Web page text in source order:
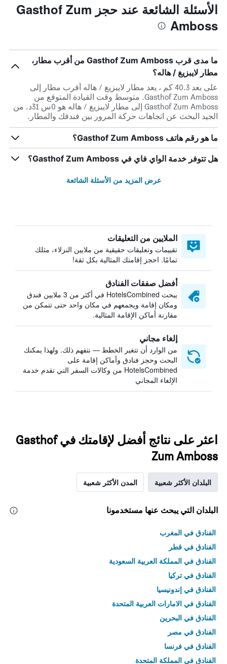
الأسئلة الشائعة عند حجز Gasthof Zum
Amboss
ما مدى قرب Gasthof Zum Amboss من أقرب مطار،
مطار لايبزيغ / هاله؟
على بعد 40.3 كم ، يعد مطار لايبزيغ / هاله أقرب مطار إلى
Gasthof Zum Amboss. متوسط وقت القيادة المتوقع من
Gasthof Zum Amboss إلى مطار لايبزيغ / هاله هو 0س 31د. من
الجيد البحث عن اتجاهات حركة المرور بين فندقك والمطار.
ما هو رقم هاتف Gasthof Zum Amboss؟
هل تتوفر خدمة الواي فاي في Gasthof Zum Amboss؟
عرض المزيد من الأسئلة الشائعة
الملايين من التعليقات
تقييمات وتعليقات حقيقية من ملايين النزلاء، مثلك
تمامًا. احجز إقامتك المثالية بكل ثقة!
أفضل صفقات الفنادق
يبحث HotelsCombined في أكثر من 3 ملايين فندق
ومكان إقامة ويجمعهم في مكان واحد حتى تتمكن من
مقارنة أماكن الإقامة المثالية.
إلغاء مجاني
من الوارد أن تتغير الخطط — نتفهم ذلك. ولهذا يمكنك
البحث وحجز فنادق وأماكن إقامة على
HotelsCombined من وكالات السفر التي تقدم خدمة
الإلغاء المجاني
اعثر على نتائج أفضل لإقامتك في Gasthof
Zum Amboss
البلدان الأكثر شعبية المدن الأكثر شعبية
البلدان التي يبحث عنها مستخدمونا
الفنادق في المغرب
الفنادق في قطر
الفنادق في المملكة العربية السعودية
الفنادق في تركيا
الفنادق في إندونيسيا
الفنادق في الامارات العربية المتحدة
الفنادق في البحرين
الفنادق في مصر
الفنادق في فرنسا
الفنادق في المملكة المتحدة